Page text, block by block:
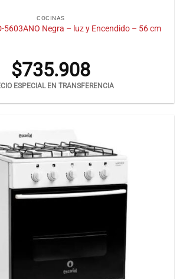
COCINAS
5603ANO Negra – luz y Encendido – 56 cm
$735.908
ESPECIAL EN TRANSFERENCIA